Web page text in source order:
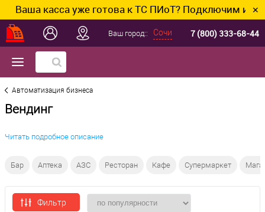
касса уже готова к ТС ПИоТ? Подключим и ✕
Ваш город:: Сочи 7 (800) 333-68-44
Автоматизация бизнеса
Вендинг
Читать подробное описание
Бар Аптека АЗС Ресторан Кафе Супермаркет
Фильтр